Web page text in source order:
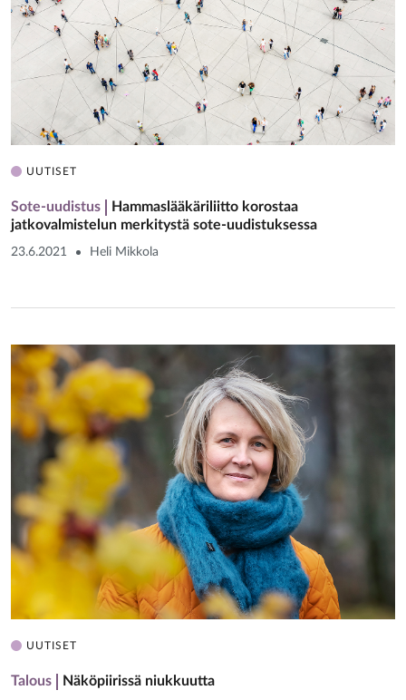
UUTISET
Sote-uudistus
Hammaslääkäriliitto korostaa
jatkovalmistelun merkitystä sote-uudistuksessa
23.6.2021 Heli Mikkola
UUTISET
Talous Näköpiirissä niukkuutta